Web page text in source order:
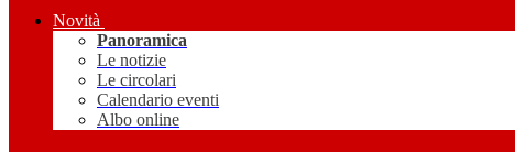
Novità
Panoramica
Le notizie
Le circolari
Calendario eventi
Albo online